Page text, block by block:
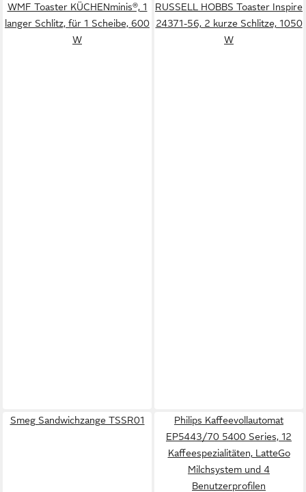
WMF Toaster KÜCHENminis®, 1
langer Schlitz, für 1 Scheibe, 600
W
RUSSELL HOBBS Toaster Inspire
24371-56, 2 kurze Schlitze, 1050
W
Smeg Sandwichzange TSSR01
Philips Kaffeevollautomat
EP5443/70 5400 Series, 12
Kaffeespezialitäten, LatteGo
Milchsystem und 4
Benutzerprofilen